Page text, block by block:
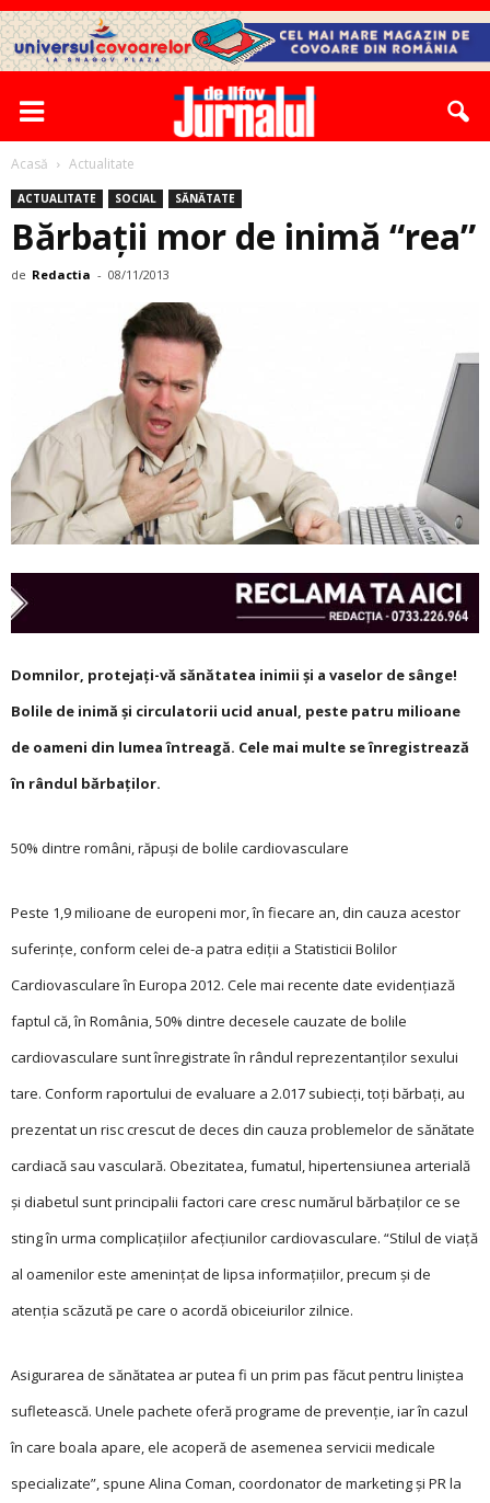
Acasă Actualitate
ACTUALITATE SOCIAL SĂNĂTATE
Bărbații mor de inimă “rea”
de Redactia - 08/11/2013
Domnilor, protejați-vă sănătatea inimii și a vaselor de sânge!
Bolile de inimă și circulatorii ucid anual, peste patru milioane
de oameni din lumea întreagă. Cele mai multe se înregistrează
în rândul bărbaților.
50% dintre români, răpuși de bolile cardiovasculare
Peste 1,9 milioane de europeni mor, în fiecare an, din cauza acestor
suferințe, conform celei de-a patra ediții a Statisticii Bolilor
Cardiovasculare în Europa 2012. Cele mai recente date evidențiază
faptul că, în România, 50% dintre decesele cauzate de bolile
cardiovasculare sunt înregistrate în rândul reprezentanților sexului
tare. Conform raportului de evaluare a 2.017 subiecți, toți bărbați, au
prezentat un risc crescut de deces din cauza problemelor de sănătate
cardiacă sau vasculară. Obezitatea, fumatul, hipertensiunea arterială
și diabetul sunt principalii factori care cresc numărul bărbaților ce se
sting în urma complicațiilor afec­țiunilor cardiovasculare. “Stilul de viață
al oamenilor este amenințat de lipsa informațiilor, precum și de
atenția scăzută pe care o acordă obiceiurilor zilnice.
Asigurarea de sănătatea ar putea fi un prim pas făcut pentru liniștea
sufletească. Unele pachete oferă programe de prevenție, iar în cazul
în care boala apare, ele acoperă de asemenea servicii medicale
specializate”, spune Alina Coman, coordonator de marketing și PR la